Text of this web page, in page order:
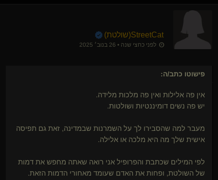
StreetCat​(שולטת)
לפני כחצי שנה • 26 בנוב׳ 2025
פישוטו כתב/ה:
אין פה אלילות ואין פה מלכות מלידה.
יש פה נשים דומיננטיות ושולטות.
מעבר למה שהסבירו לך על השמרנות שבמדינה, זאת גם תפיסה
אישית שלך מה היא מלכה או אלילה.
לפי המילים שכתבת והפרופיל אני רואה שאתה מחפש את דמות
של השולטת, ופחות את האדם שעומד מאחורי הדמות הזאת.